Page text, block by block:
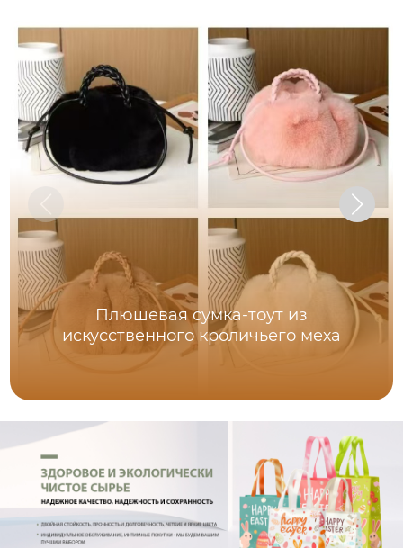
Плюшевая сумка-тоут из
искусственного кроличьего меха